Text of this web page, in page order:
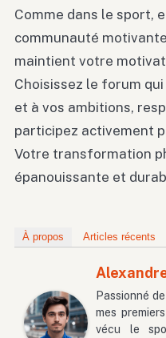
Comme dans le sport,
communauté
maintient votre
Choisissez le forum
et à vos ambitions,
participez activement
Votre transformation
épanouissante et
À propos Articles récents
Passionné
mes
vécu le